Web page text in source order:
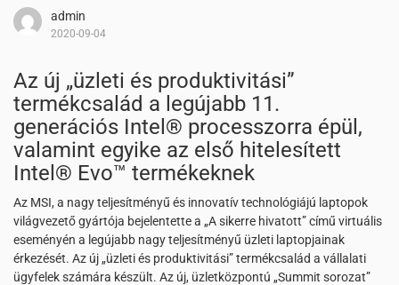
admin
2020-09-04
Az új „üzleti és produktivitási”
termékcsalád a legújabb 11.
generációs Intel® processzorra épül,
valamint egyike az első hitelesített
Intel® Evo™ termékeknek
Az MSI, a nagy teljesítményű és innovatív technológiájú laptopok
világvezető gyártója bejelentette a „A sikerre hivatott” című virtuális
eseményén a legújabb nagy teljesítményű üzleti laptopjainak
érkezését. Az új „üzleti és produktivitási” termékcsalád a vállalati
ügyfelek számára készült. Az új, üzletközpontú „Summit sorozat”